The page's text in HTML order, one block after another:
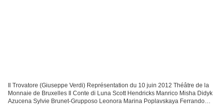
Il Trovatore (Giuseppe Verdi) Représentation du 10 juin 2012 Théâtre de la
Monnaie de Bruxelles Il Conte di Luna Scott Hendricks Manrico Misha Didyk
Azucena Sylvie Brunet-Grupposo Leonora Marina Poplavskaya Ferrando